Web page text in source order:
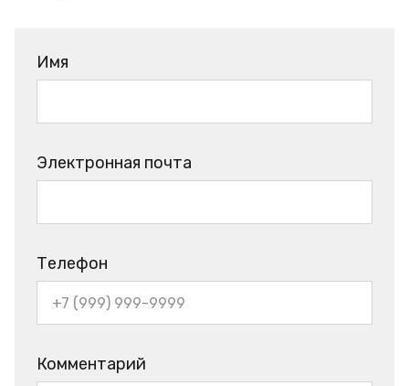
Имя
Электронная почта
Телефон
Комментарий